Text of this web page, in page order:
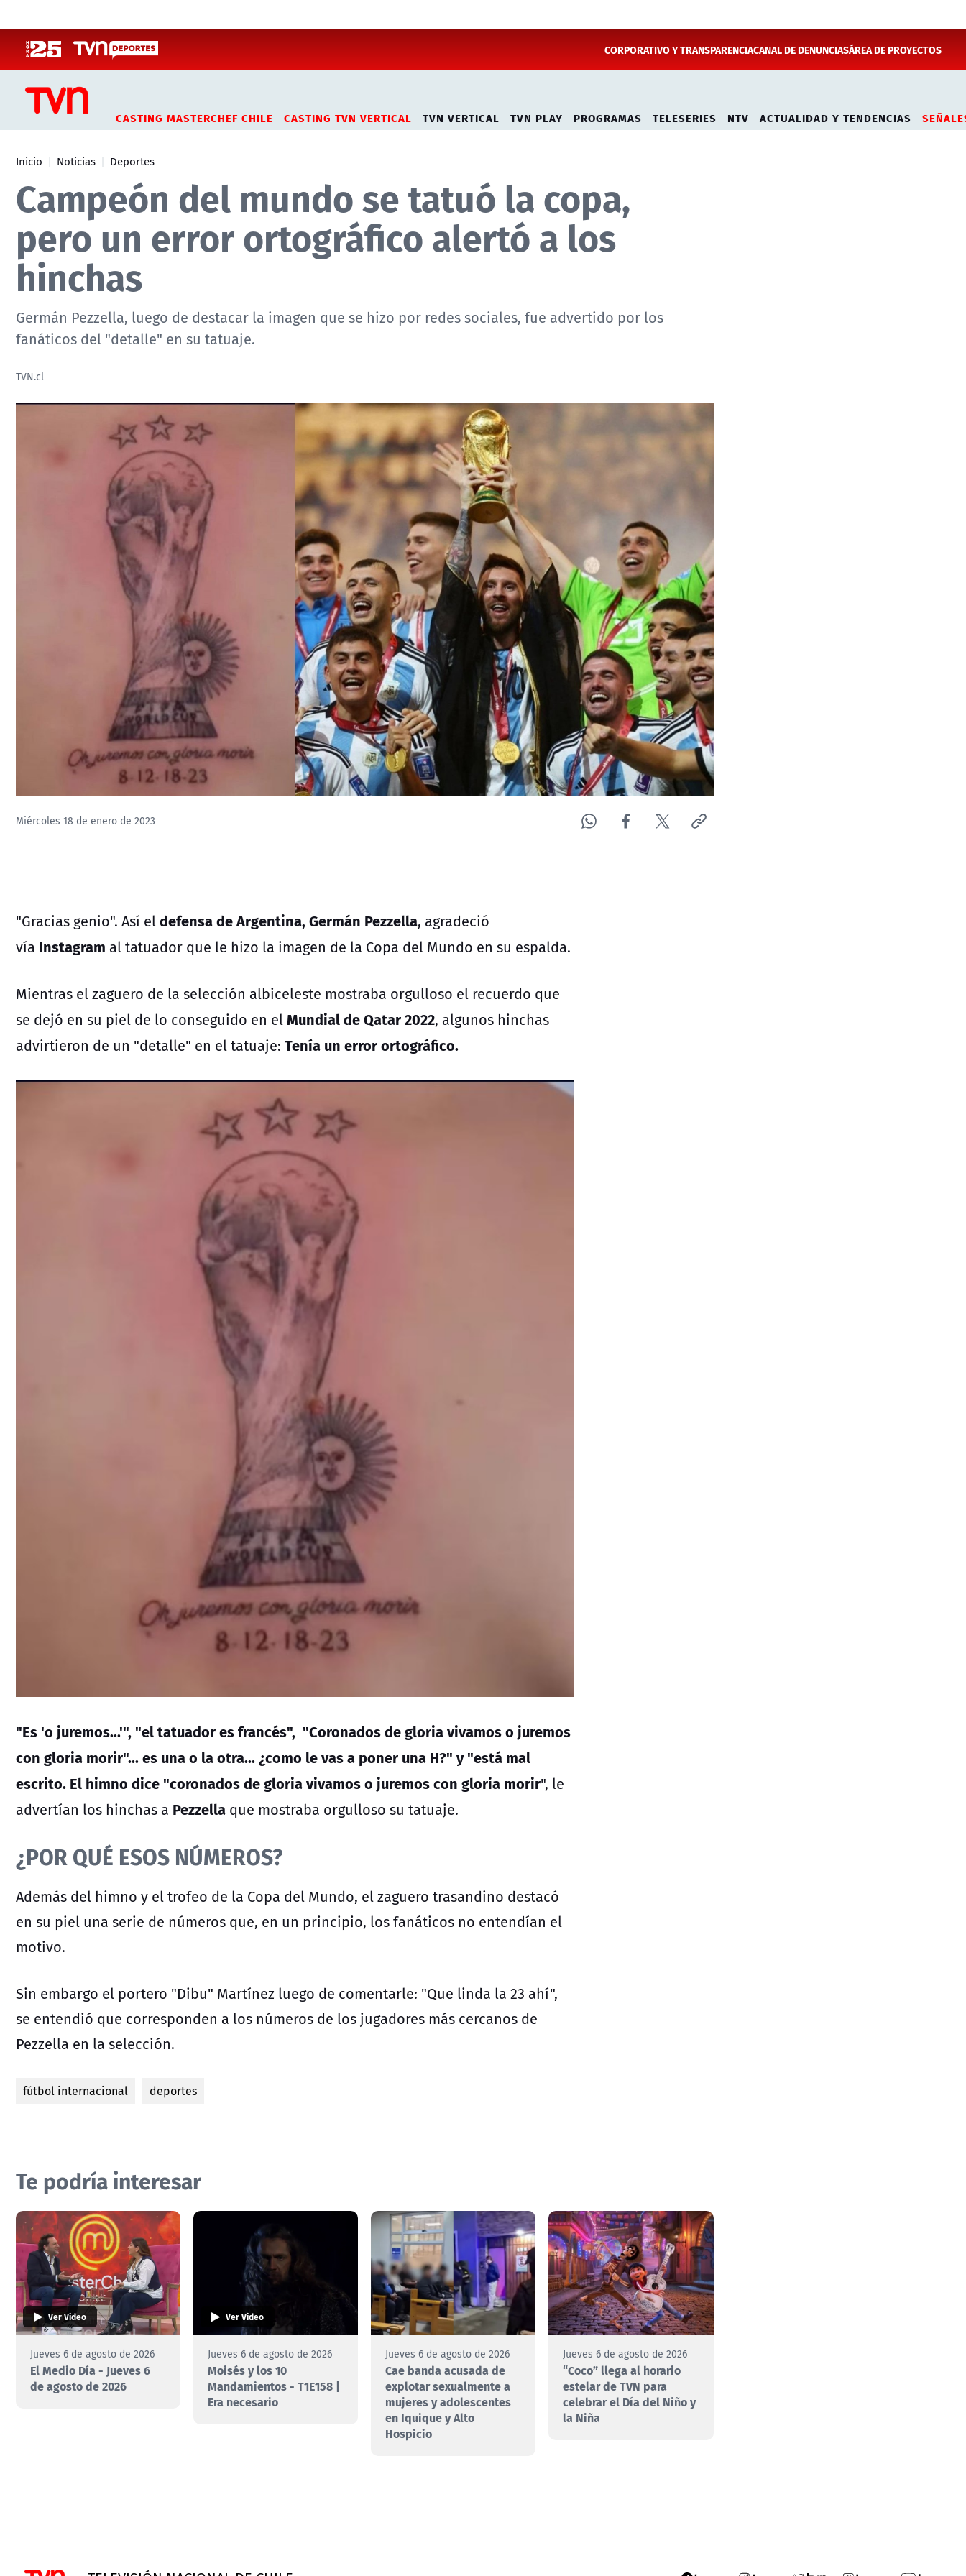
CORPORATIVO Y TRANSPARENCIACANAL DE DENUNCIASÁREA DE PROYECTOS
CASTING MASTERCHEF CHILE CASTING TVN VERTICAL TVN VERTICAL TVN PLAY PROGRAMAS TELESERIES NTV ACTUALIDAD Y TENDENCIAS
Inicio Noticias Deportes
Campeón del mundo se tatuó la copa,
pero un error ortográfico alertó a los
hinchas
Germán Pezzella, luego de destacar la imagen que se hizo por redes sociales, fue advertido por los
fanáticos del "detalle" en su tatuaje.
TVN.cl
Miércoles 18 de enero de 2023
"Gracias genio". Así eldefensa de Argentina, Germán Pezzella, agradeció
vía Instagram al tatuador que le hizo la imagen de la Copa del Mundo en su espalda.
Mientras el zaguero de la selección albiceleste mostraba orgulloso el recuerdo que
se dejó en su piel de lo conseguido en elMundial de Qatar 2022, algunos hinchas
advirtieron de un "detalle" en el tatuaje: Tenía un error ortográfico.
"Es 'o juremos...'", "el tatuador es francés", "Coronados de gloria vivamos o juremos
con gloria morir"... es una o la otra... ¿como le vas a poner una H?" y "está mal
escrito. El himno dice "coronados de gloria vivamos o juremos con gloria morir", le
advertían los hinchas a Pezzella que mostraba orgulloso su tatuaje.
¿POR QUÉ ESOS NÚMEROS?
Además del himno y el trofeo de la Copa del Mundo, el zaguero trasandino destacó
en su piel una serie de números que, en un principio, los fanáticos no entendían el
motivo.
Sin embargo el portero "Dibu" Martínez luego de comentarle: "Que linda la 23 ahí",
se entendió que corresponden a los números de los jugadores más cercanos de
Pezzella en la selección.
fútbol internacional deportes
Te podría interesar
Ver Video
Jueves 6 de agosto de 2026
El Medio Día - Jueves 6
de agosto de 2026
Ver Video
Jueves 6 de agosto de 2026
Moisés y los 10
Mandamientos - T1E158 |
Era necesario
Jueves 6 de agosto de 2026
Cae banda acusada de
explotar sexualmente a
mujeres y adolescentes
en Iquique y Alto
Hospicio
Jueves 6 de agosto de 2026
“Coco” llega al horario
estelar de TVN para
celebrar el Día del Niño y
la Niña